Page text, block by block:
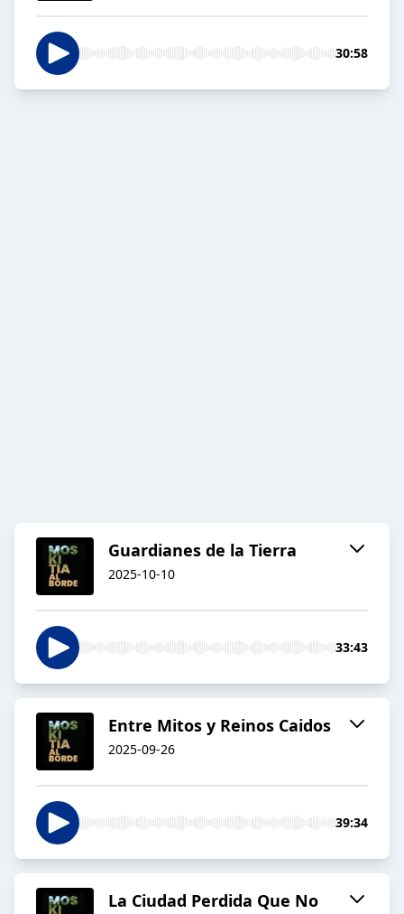
30:58
Guardianes de la Tierra
2025-10-10
33:43
Entre Mitos y Reinos Caidos
2025-09-26
39:34
La Ciudad Perdida Que No